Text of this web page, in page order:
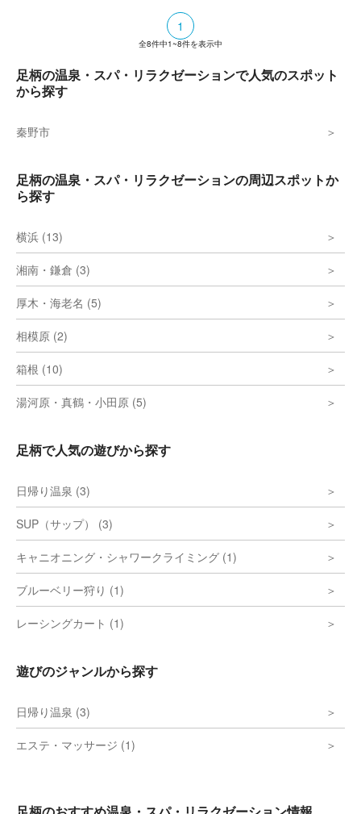
1
全8件中1~8件を表示中
足柄の温泉・スパ・リラクゼーションで人気のスポット
から探す
秦野市
足柄の温泉・スパ・リラクゼーションの周辺スポットか
ら探す
横浜 (13)
湘南・鎌倉 (3)
厚木・海老名 (5)
相模原 (2)
箱根 (10)
湯河原・真鶴・小田原 (5)
足柄で人気の遊びから探す
日帰り温泉 (3)
SUP（サップ） (3)
キャニオニング・シャワークライミング (1)
ブルーベリー狩り (1)
レーシングカート (1)
遊びのジャンルから探す
日帰り温泉 (3)
エステ・マッサージ (1)